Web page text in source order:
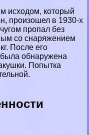
исходом, который
произошел в 1930-х
пропал без
со снаряжением
После его
была обнаружена
Попытка